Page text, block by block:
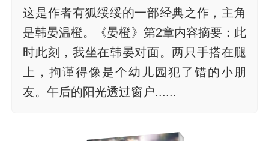
这是作者有狐绥绥的一部经典之作，主角
是韩晏温橙。《晏橙》第2章内容摘要：此
时此刻，我坐在韩晏对面。两只手搭在腿
上，拘谨得像是个幼儿园犯了错的小朋
友。午后的阳光透过窗户......